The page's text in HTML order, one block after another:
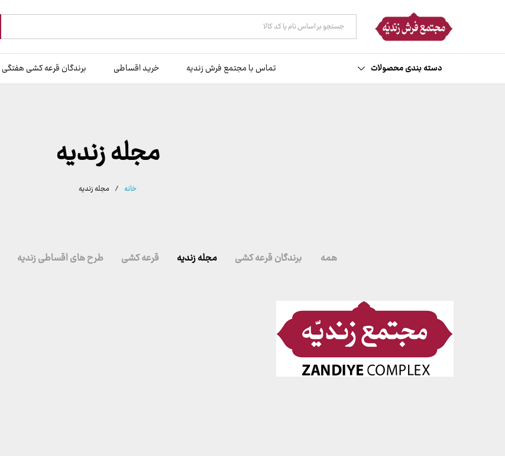
همه دسته ها
دسته بندی محصولات تماس با مجتمع فرش زندیه خرید اقساطی برندگان قرعه کشی هفتگی
مجله زندیه
خانه / مجله زندیه
همه برندگان قرعه کشی مجله زندیه قرعه کشی طرح های اقساطی زندیه